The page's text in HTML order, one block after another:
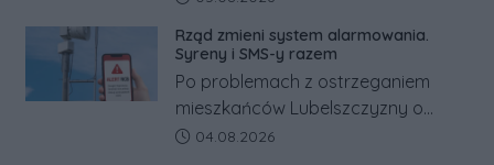
Co się dzieje?
Rząd zmieni system alarmowania.
Syreny i SMS-y razem
Po problemach z ostrzeganiem
mieszkańców Lubelszczyzny o
rosyjskim zagrożeniu rząd
Data dodania artykułu:
04.08.2026